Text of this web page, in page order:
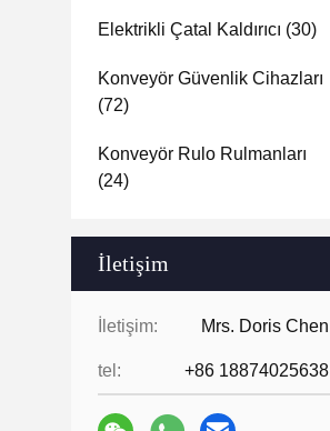
Elektrikli Çatal Kaldırıcı (30)
Konveyör Güvenlik Cihazları
(72)
Konveyör Rulo Rulmanları
(24)
İletişim
İletişim: Mrs. Doris Chen
tel: +86 18874025638